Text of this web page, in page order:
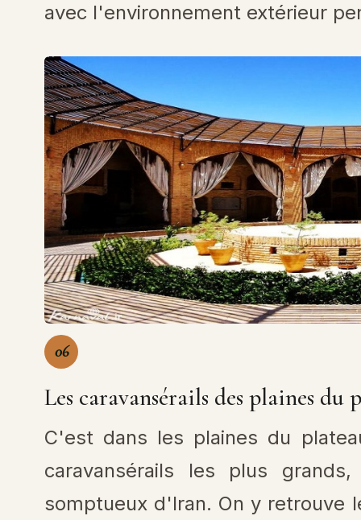
avec l'environnement extérieur
06
Les caravansérails des plaines du
C'est dans les plaines du
caravansérails les plus
somptueux d'Iran. On y retrouve